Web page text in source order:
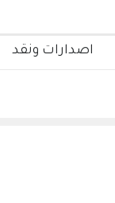
اصدارات ونقد